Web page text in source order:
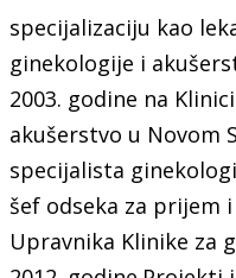
specijalizaciju kao
ginekologije i
2003. godine na
akušerstvo u Novom
specijalista
šef odseka za prijem
Upravnika Klinike za